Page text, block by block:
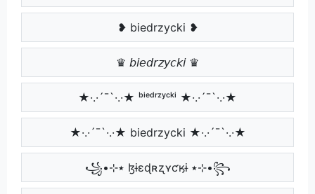
❥ biedrzycki ❥
♛ 𝘣𝘪𝘦𝘥𝘳𝘻𝘺𝘤𝘬𝘪 ♛
★·.·´¯`·.·★ ᵇⁱᵉᵈʳᶻʸᶜᵏⁱ ★·.·´¯`·.·★
★·.·´¯`·.·★ biedrzycki ★·.·´¯`·.·★
꧁•⊹٭ ɮɨɛɖʀʐʏƈӄɨ ٭⊹•꧂